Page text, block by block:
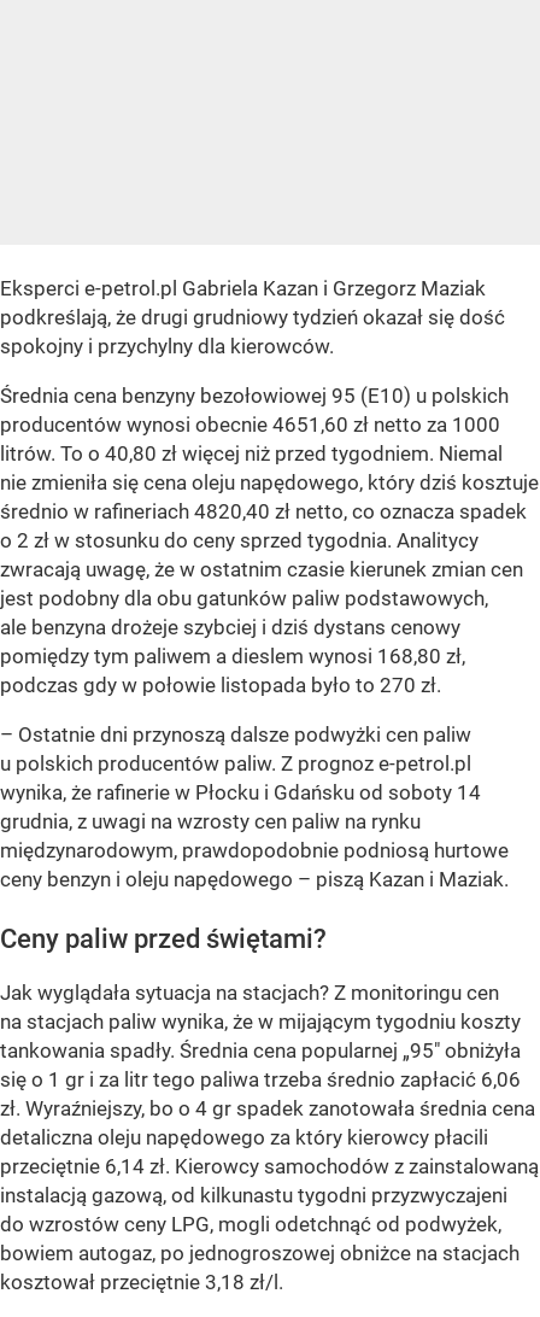
Eksperci e-petrol.pl Gabriela Kazan i Grzegorz Maziak
podkreślają, że drugi grudniowy tydzień okazał się dość
spokojny i przychylny dla kierowców.
Średnia cena benzyny bezołowiowej 95 (E10) u polskich
producentów wynosi obecnie 4651,60 zł netto za 1000
litrów. To o 40,80 zł więcej niż przed tygodniem. Niemal
nie zmieniła się cena oleju napędowego, który dziś kosztuje
średnio w rafineriach 4820,40 zł netto, co oznacza spadek
o 2 zł w stosunku do ceny sprzed tygodnia. Analitycy
zwracają uwagę, że w ostatnim czasie kierunek zmian cen
jest podobny dla obu gatunków paliw podstawowych,
ale benzyna drożeje szybciej i dziś dystans cenowy
pomiędzy tym paliwem a dieslem wynosi 168,80 zł,
podczas gdy w połowie listopada było to 270 zł.
– Ostatnie dni przynoszą dalsze podwyżki cen paliw
u polskich producentów paliw. Z prognoz e-petrol.pl
wynika, że rafinerie w Płocku i Gdańsku od soboty 14
grudnia, z uwagi na wzrosty cen paliw na rynku
międzynarodowym, prawdopodobnie podniosą hurtowe
ceny benzyn i oleju napędowego – piszą Kazan i Maziak.
Ceny paliw przed świętami?
Jak wyglądała sytuacja na stacjach? Z monitoringu cen
na stacjach paliw wynika, że w mijającym tygodniu koszty
tankowania spadły. Średnia cena popularnej „95" obniżyła
się o 1 gr i za litr tego paliwa trzeba średnio zapłacić 6,06
zł. Wyraźniejszy, bo o 4 gr spadek zanotowała średnia cena
detaliczna oleju napędowego za który kierowcy płacili
przeciętnie 6,14 zł. Kierowcy samochodów z zainstalowaną
instalacją gazową, od kilkunastu tygodni przyzwyczajeni
do wzrostów ceny LPG, mogli odetchnąć od podwyżek,
bowiem autogaz, po jednogroszowej obniżce na stacjach
kosztował przeciętnie 3,18 zł/l.